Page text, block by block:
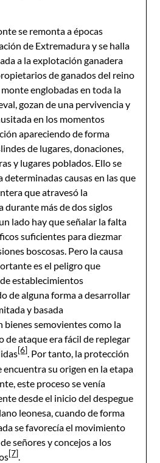
se remonta a épocas
de Extremadura y se halla
a la explotación ganadera
de ganados del reino
monte englobadas en toda la
gozan de una pervivencia y
en los momentos
apareciendo de forma
de lugares, donaciones,
y lugares poblados. Ello se
causas en las que
que atravesó la
durante más de dos siglos
lado hay que señalar la falta
suficientes para diezmar
boscosas. Pero la causa
es el peligro que
establecimientos
de alguna forma a desarrollar
y basada
semovientes como la
de ataque era fácil de replegar
[6]. Por tanto, la protección
encuentra su origen en la etapa
este proceso se venía
desde el inicio del despegue
leonesa, cuando de forma
se favorecía el movimiento
señores y concejos a los
[7].